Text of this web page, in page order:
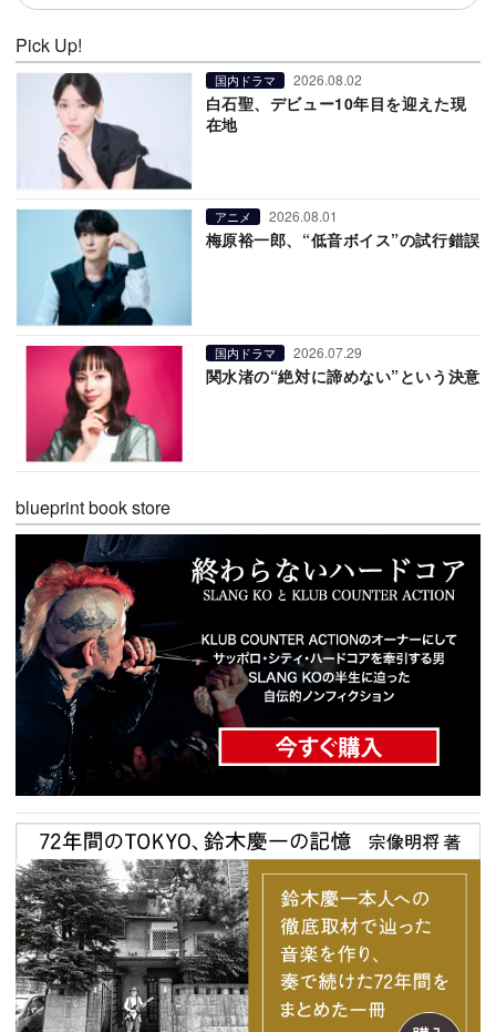
Pick Up!
国内ドラマ 2026.08.02
白石聖、デビュー10年目を迎えた現
在地
アニメ 2026.08.01
梅原裕一郎、“低音ボイス”の試行錯誤
国内ドラマ 2026.07.29
関水渚の“絶対に諦めない”という決意
blueprint book store